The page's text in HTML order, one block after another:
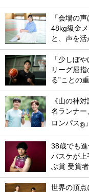
「会場の
48kg級金
と、声を
「少しぼ
リーグ屈
る”ことの
《山の神
名ランナー
ロンパス®
38歳でも
バスケが上
ぶ賞 受賞
世界の頂点